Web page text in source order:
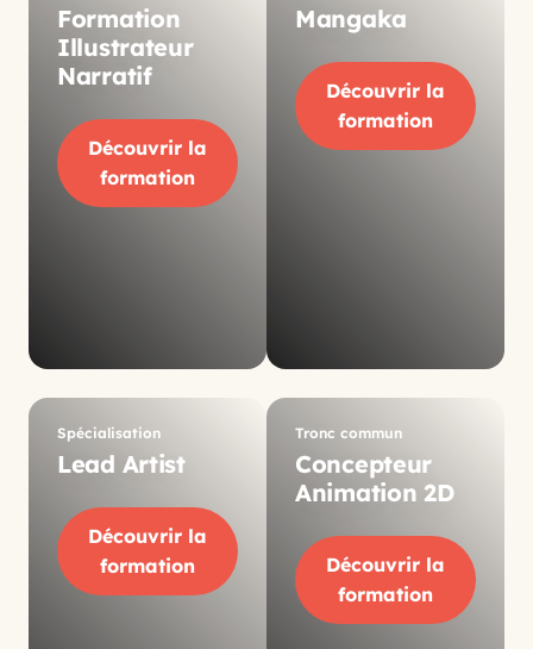
Formation
Illustrateur
Narratif
Découvrir la
formation
Mangaka
Découvrir la
formation
Spécialisation
Lead Artist
Découvrir la
formation
Tronc commun
Concepteur
Animation 2D
Découvrir la
formation